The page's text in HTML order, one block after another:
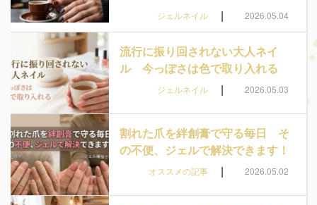
ジェルネイル | 2026.05.04
流行に振り回されない大人ネイ
ル 今っぽさは色で取り入れる
ジェルネイル | 2026.05.03
割れた爪を絆創膏で守る毎日 そ
の不便、ジェルで解決できます！
オススメの記事 | 2026.05.02